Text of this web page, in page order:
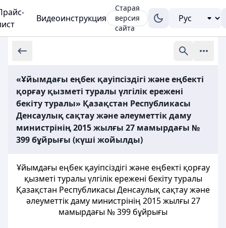
Видеоинструкция
Старая
версия
сайта
«Ұйымдағы еңбек қауіпсіздігі және еңбекті
қорғау қызметі туралы үлгілік ережені
бекіту туралы» Қазақстан Республикасы
Денсаулық сақтау және әлеуметтік даму
министрінің 2015 жылғы 27 мамырдағы №
399 бұйрығы (күші жойылды)
Ұйымдағы еңбек қауіпсіздігі және еңбекті қорғау
қызметі туралы үлгілік ережені бекіту туралы
Қазақстан Республикасы Денсаулық сақтау және
әлеуметтік даму министрінің 2015 жылғы 27
мамырдағы № 399 бұйрығы